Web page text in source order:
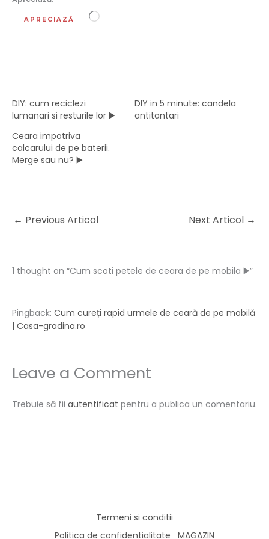
APRECIAZĂ Încarc...
DIY: cum reciclezi
lumanari si resturile lor ▶️
DIY in 5 minute: candela
antitantari
Ceara impotriva
calcarului de pe baterii.
Merge sau nu? ▶️
← Previous Articol Next Articol →
1 thought on “Cum scoti petele de ceara de pe mobila ▶️”
Pingback: Cum cureți rapid urmele de ceară de pe mobilă
| Casa-gradina.ro
Leave a Comment
Trebuie să fii autentificat pentru a publica un comentariu.
Termeni si conditii
Politica de confidentialitate
MAGAZIN